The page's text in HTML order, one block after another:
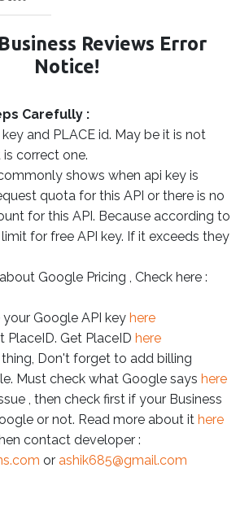
Reviews Error
Notice!
Carefully :
key and PLACE id. May be it is not
is correct one.
shows when api key is
quota for this API or there is no
for this API. Because according to
for free API key. If it exceeds they
Google Pricing , Check here :
Google API key here
PlaceID. Get PlaceID here
Don't forget to add billing
Must check what Google says here
, then check first if your Business
or not. Read more about it here
contact developer :
or ashik685@gmail.com